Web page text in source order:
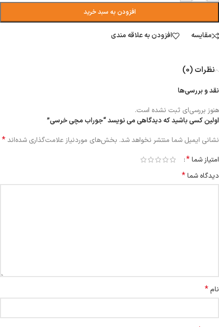
افزودن به سبد خرید
مقایسه افزودن به علاقه مندی
نظرات (0)
نقد و بررسی‌ها
هنوز بررسی‌ای ثبت نشده است.
اولین کسی باشید که دیدگاهی می نویسد “جوراب مچی خرسی”
نشانی ایمیل شما منتشر نخواهد شد. بخش‌های موردنیاز علامت‌گذاری شده‌اند*
امتیاز شما*
دیدگاه شما*
نام*